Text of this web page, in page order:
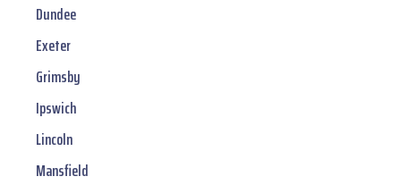
Dundee
Exeter
Grimsby
Ipswich
Lincoln
Mansfield